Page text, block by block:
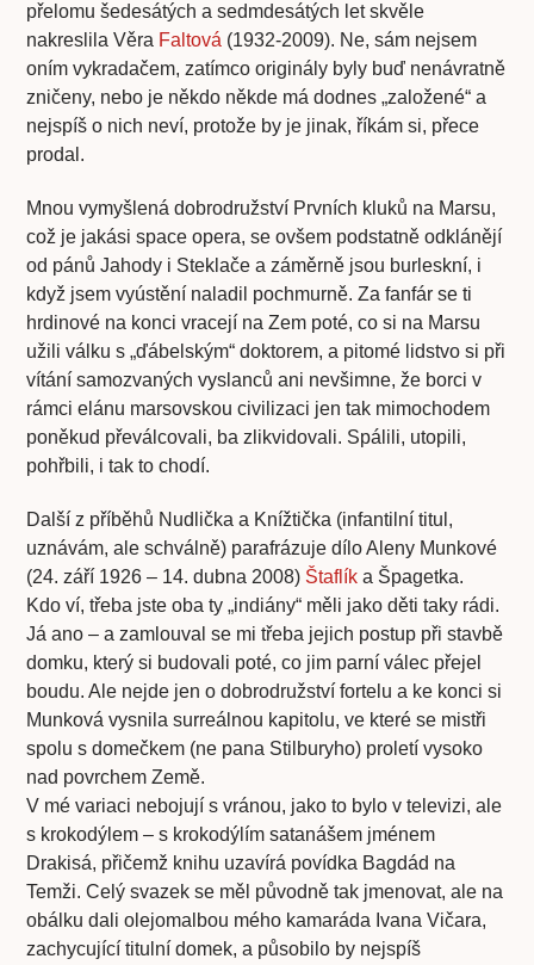
přelomu šedesátých a sedmdesátých let skvěle
nakreslila Věra Faltová (1932-2009). Ne, sám nejsem
oním vykradačem, zatímco originály byly buď nenávratně
zničeny, nebo je někdo někde má dodnes „založené“ a
nejspíš o nich neví, protože by je jinak, říkám si, přece
prodal.
Mnou vymyšlená dobrodružství Prvních kluků na Marsu,
což je jakási space opera, se ovšem podstatně odklánějí
od pánů Jahody i Steklače a záměrně jsou burleskní, i
když jsem vyústění naladil pochmurně. Za fanfár se ti
hrdinové na konci vracejí na Zem poté, co si na Marsu
užili válku s „ďábelským“ doktorem, a pitomé lidstvo si při
vítání samozvaných vyslanců ani nevšimne, že borci v
rámci elánu marsovskou civilizaci jen tak mimochodem
poněkud převálcovali, ba zlikvidovali. Spálili, utopili,
pohřbili, i tak to chodí.
Další z příběhů Nudlička a Knížtička (infantilní titul,
uznávám, ale schválně) parafrázuje dílo Aleny Munkové
(24. září 1926 – 14. dubna 2008) Štaflík a Špagetka.
Kdo ví, třeba jste oba ty „indiány“ měli jako děti taky rádi.
Já ano – a zamlouval se mi třeba jejich postup při stavbě
domku, který si budovali poté, co jim parní válec přejel
boudu. Ale nejde jen o dobrodružství fortelu a ke konci si
Munková vysnila surreálnou kapitolu, ve které se mistři
spolu s domečkem (ne pana Stilburyho) proletí vysoko
nad povrchem Země.
V mé variaci nebojují s vránou, jako to bylo v televizi, ale
s krokodýlem – s krokodýlím satanášem jménem
Drakisá, přičemž knihu uzavírá povídka Bagdád na
Temži. Celý svazek se měl původně tak jmenovat, ale na
obálku dali olejomalbou mého kamaráda Ivana Vičara,
zachycující titulní domek, a působilo by nejspíš